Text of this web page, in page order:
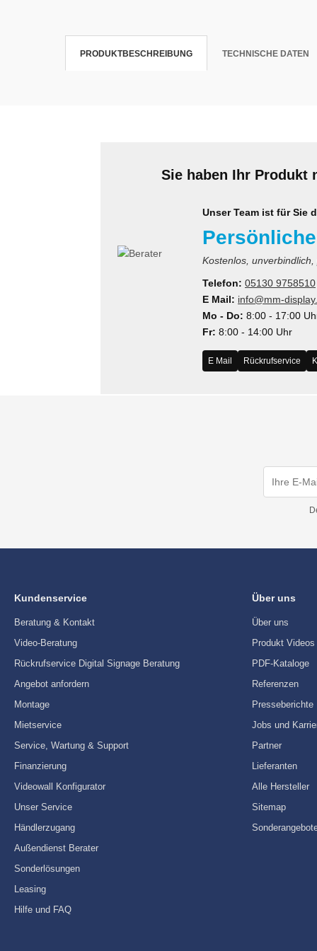
PRODUKTBESCHREIBUNG TECHNISCHE DATEN
Sie haben Ihr Produkt
Unser Team ist für Sie
Kostenlos,
Telefon: 05130 9758510
E Mail: info@mm-
Mo - Do: 8:00 - 17:00
Fr: 8:00 - 14:00 Uhr
E Mail Rückrufservice
Kundenservice
Beratung & Kontakt
Video-Beratung
Rückrufservice Digital Signage Beratung
Angebot anfordern
Montage
Mietservice
Service, Wartung & Support
Finanzierung
Videowall Konfigurator
Unser Service
Händlerzugang
Außendienst Berater
Sonderlösungen
Leasing
Hilfe und FAQ
Über uns
Über uns
Produkt Videos
PDF-Kataloge
Referenzen
Presseberichte
Jobs und
Partner
Lieferanten
Alle Hersteller
Sitemap